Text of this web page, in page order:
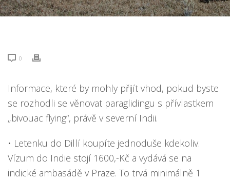
0
Informace, které by mohly přijít vhod, pokud byste
se rozhodli se věnovat paraglidingu s přívlastkem
„bivouac flying“, právě v severní Indii.
• Letenku do Dillí koupíte jednoduše kdekoliv.
Vízum do Indie stojí 1600,-Kč a vydává se na
indické ambasádě v Praze. To trvá minimálně 1